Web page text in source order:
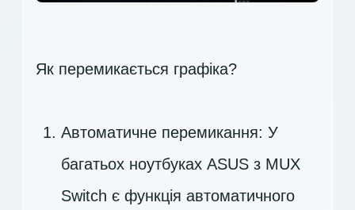
Як перемикається графіка?
Автоматичне перемикання: У
багатьох ноутбуках ASUS з MUX
Switch є функція автоматичного